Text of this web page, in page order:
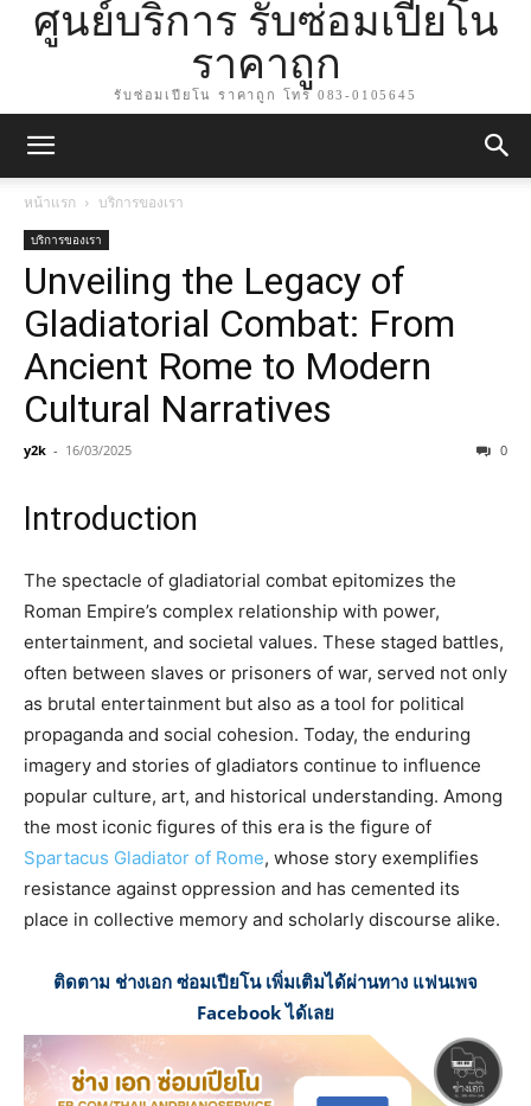
ศูนย์บริการ รับซ่อมเปียโน
ราคาถูก
รับซ่อมเปียโน ราคาถูก โทร 083-0105645
หน้าแรก บริการของเรา
บริการของเรา
Unveiling the Legacy of
Gladiatorial Combat: From
Ancient Rome to Modern
Cultural Narratives
y2k - 16/03/2025 0
Introduction
The spectacle of gladiatorial combat epitomizes the
Roman Empire’s complex relationship with power,
entertainment, and societal values. These staged battles,
often between slaves or prisoners of war, served not only
as brutal entertainment but also as a tool for political
propaganda and social cohesion. Today, the enduring
imagery and stories of gladiators continue to influence
popular culture, art, and historical understanding. Among
the most iconic figures of this era is the figure of
Spartacus Gladiator of Rome, whose story exemplifies
resistance against oppression and has cemented its
place in collective memory and scholarly discourse alike.
ติดตาม ช่างเอก ซ่อมเปียโน เพิ่มเติมได้ผ่านทาง แฟนเพจ
Facebook ได้เลย